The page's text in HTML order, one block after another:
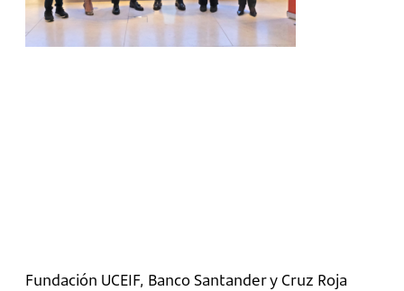
Fundación UCEIF, Banco Santander y Cruz Roja